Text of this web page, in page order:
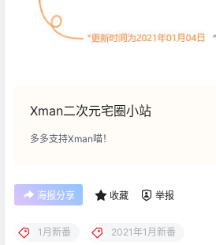
Xman二次元宅圈小站
多多支持Xman喵！
海报分享 收藏 举报
1月新番 2021年1月新番